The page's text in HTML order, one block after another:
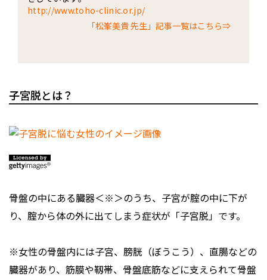
http://www.toho-clinic.or.jp/
「松峯美貴 先生」記事一覧はこちら⇒
子宮脱とは？
骨盤の中にある臓器＜※＞のうち、子宮が腟の中に下が
り、腟から体の外に出てしまう症状が「子宮脱」です。
※女性の骨盤内には子宮、膀胱（ぼうこう）、直腸などの
臓器があり、筋膜や靱帯、骨盤底筋などに支えられて骨盤